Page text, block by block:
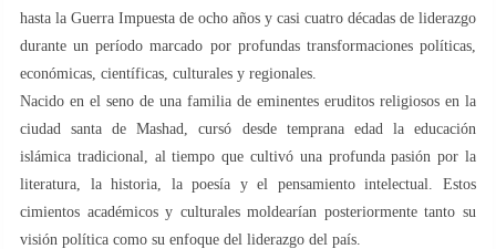
hasta la Guerra Impuesta de ocho años y casi cuatro décadas de liderazgo
durante un período marcado por profundas transformaciones políticas,
económicas, científicas, culturales y regionales.
Nacido en el seno de una familia de eminentes eruditos religiosos en la
ciudad santa de Mashad, cursó desde temprana edad la educación
islámica tradicional, al tiempo que cultivó una profunda pasión por la
literatura, la historia, la poesía y el pensamiento intelectual. Estos
cimientos académicos y culturales moldearían posteriormente tanto su
visión política como su enfoque del liderazgo del país.